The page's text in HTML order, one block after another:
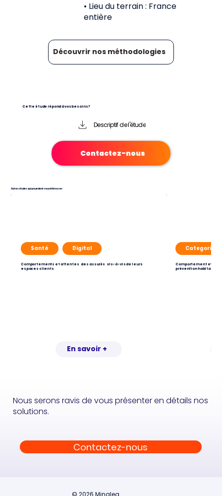
Santé Digital
Comportements et attentes des assurés vis-à-vis de leurs
espaces clients
En savoir +
Categorie
Comportement et
prévention habitation
Découvrir nos méthodologies
• Lieu du terrain : France
entière
Autres études qui pourraient vous intéresser
Cette étude répond à vos besoins ?
Descriptif de l'étude
Contactez-nous
Nous serons ravis de vous présenter en détails nos
solutions.
Contactez-nous
© 2026 Minalea